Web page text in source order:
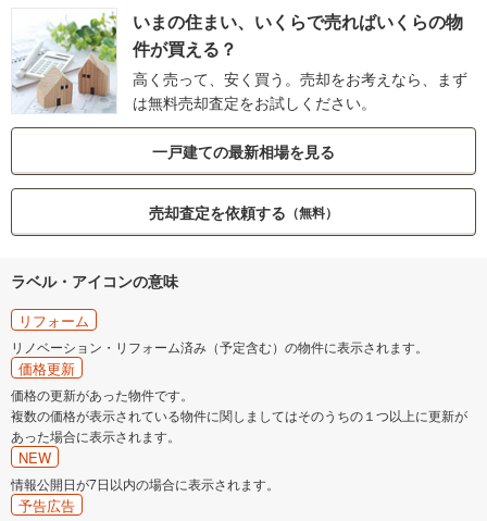
いまの住まい、いくらで売ればいくらの物
件が買える？
高く売って、安く買う。売却をお考えなら、まず
は無料売却査定をお試しください。
一戸建ての最新相場を見る
売却査定を依頼する （無料）
ラベル・アイコンの意味
リフォーム
リノベーション・リフォーム済み（予定含む）の物件に表示されます。
価格更新
価格の更新があった物件です。
複数の価格が表示されている物件に関しましてはそのうちの１つ以上に更新が
あった場合に表示されます。
NEW
情報公開日が7日以内の場合に表示されます。
予告広告